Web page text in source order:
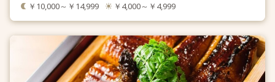
￥10,000～￥14,999 ￥4,000～￥4,999